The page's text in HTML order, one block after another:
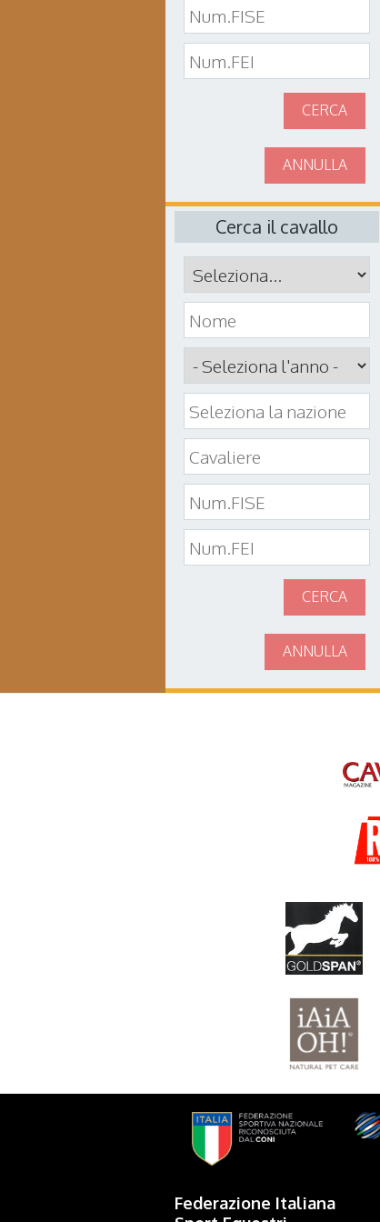
CERCA
ANNULLA
Cerca il cavallo
CERCA
ANNULLA
Federazione Italiana